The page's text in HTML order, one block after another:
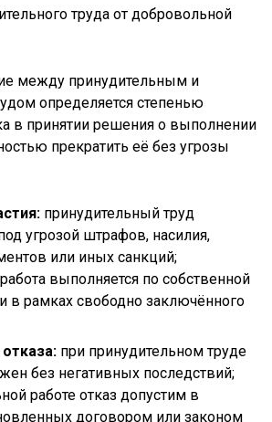
между принудительным и
определяется степенью
в принятии решения о выполнении
прекратить её без угрозы
принудительный труд
угрозой штрафов, насилия,
или иных санкций;
выполняется по собственной
в рамках свободно заключённого
при принудительном труде
без негативных последствий;
работе отказ допустим в
договором или законом